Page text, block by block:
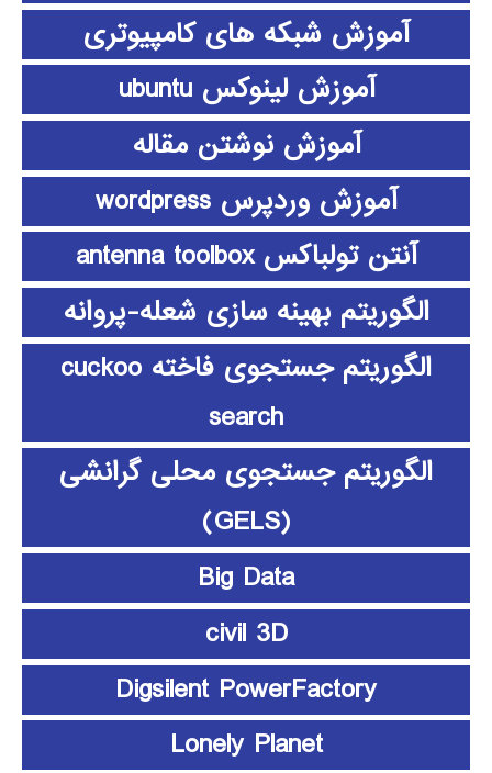
آموزش شبکه های کامپیوتری
آموزش لینوکس ubuntu
آموزش نوشتن مقاله
آموزش وردپرس wordpress
آنتن تولباکس antenna toolbox
الگوریتم بهینه سازی شعله-پروانه
الگوریتم جستجوی فاخته cuckoo
search
الگوریتم جستجوی محلی گرانشی
(GELS)
Big Data
civil 3D
Digsilent PowerFactory
Lonely Planet